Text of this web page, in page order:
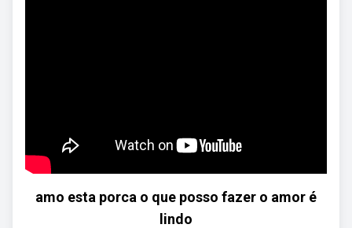
amo esta porca o que posso fazer o amor é
lindo